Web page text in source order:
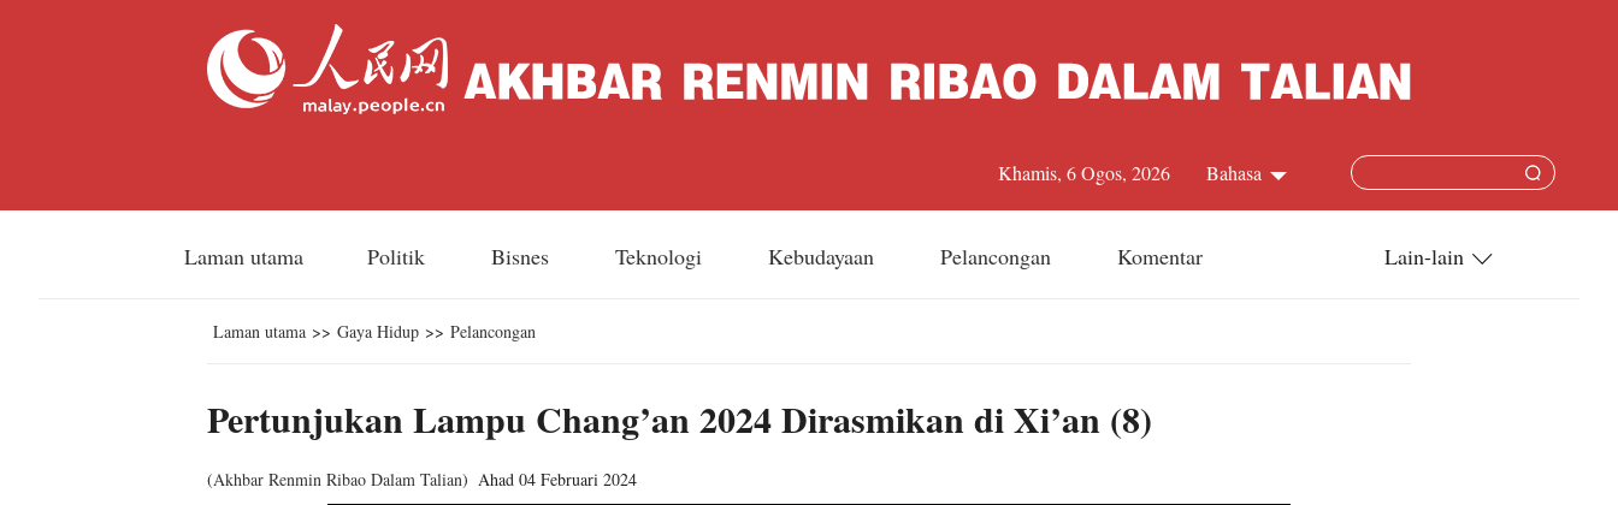
Bahasa
Khamis, 6 Ogos, 2026
Laman utama Politik Bisnes Teknologi Kebudayaan Pelancongan Komentar Lain-lain
Laman utama >> Gaya Hidup >> Pelancongan
Pertunjukan Lampu Chang’an 2024 Dirasmikan di Xi’an (8)
(Akhbar Renmin Ribao Dalam Talian) Ahad 04 Februari 2024